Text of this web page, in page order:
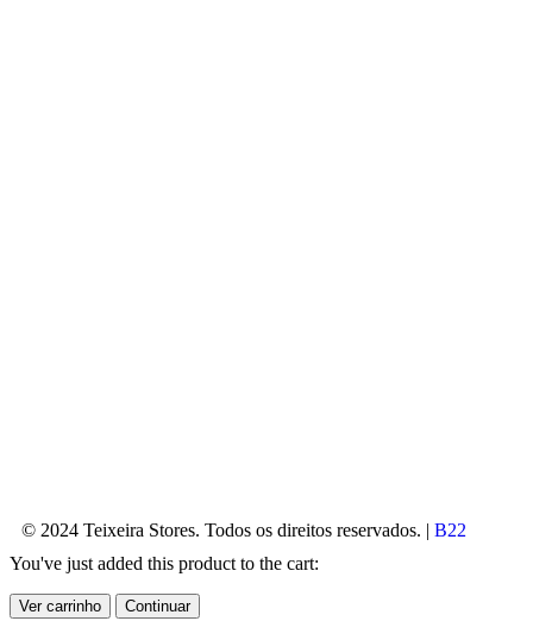
© 2024 Teixeira Stores. Todos os direitos reservados. | B22
You've just added this product to the cart:
Ver carrinho Continuar